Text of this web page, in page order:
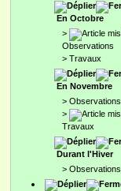
En Octobre
>
Observations
> Travaux
En Novembre
> Observations
>
Travaux
Durant l'Hiver
> Observations